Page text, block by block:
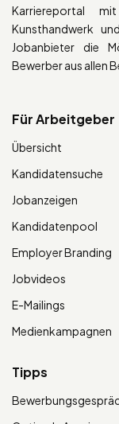
Karriereportal
Kunsthandwerk
Jobanbieter die
Bewerber aus allen
Für Arbeitgeber
Übersicht
Kandidatensuche
Jobanzeigen
Kandidatenpool
Employer Branding
Jobvideos
E-Mailings
Medienkampagnen
Tipps